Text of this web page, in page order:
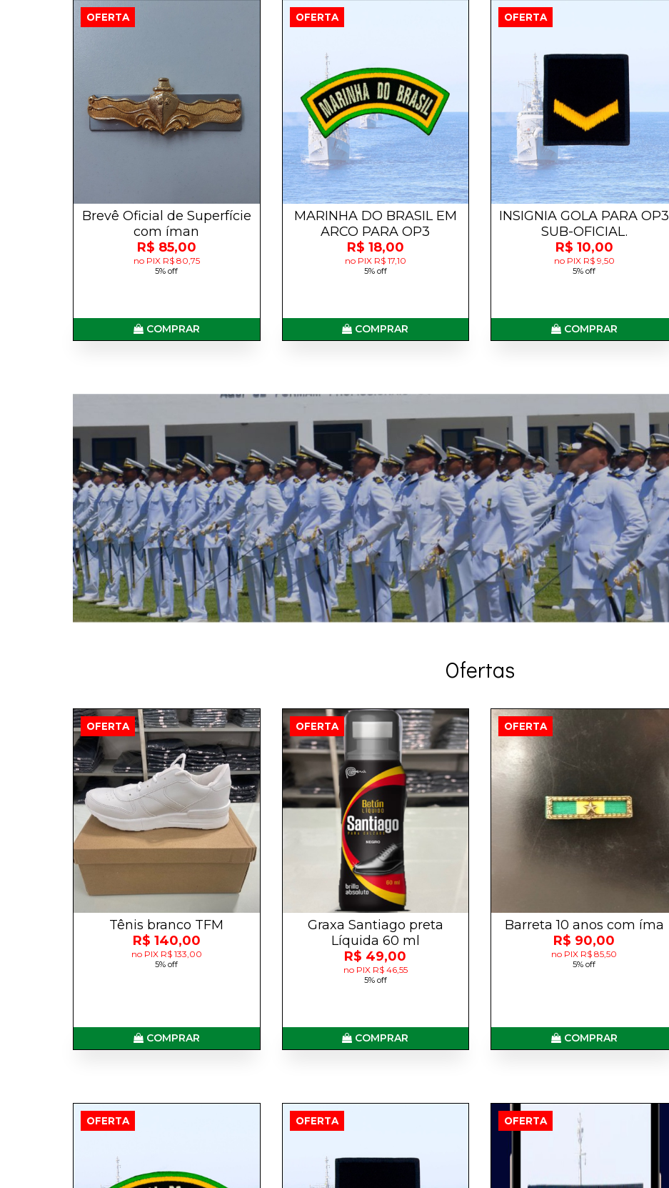
OFERTA
Brevê Oficial de Superfície
com íman
R$ 85,00
no PIX R$ 80,75
5% off
COMPRAR
OFERTA
MARINHA DO BRASIL EM
ARCO PARA OP3
R$ 18,00
no PIX R$ 17,10
5% off
COMPRAR
OFERTA
INSIGNIA GOLA PARA OP3
SUB-OFICIAL.
R$ 10,00
no PIX R$ 9,50
5% off
COMPRAR
Ofertas
OFERTA
Tênis branco TFM
R$ 140,00
no PIX R$ 133,00
5% off
COMPRAR
OFERTA
Graxa Santiago preta
Líquida 60 ml
R$ 49,00
no PIX R$ 46,55
5% off
COMPRAR
OFERTA
Barreta 10 anos com íma
R$ 90,00
no PIX R$ 85,50
5% off
COMPRAR
OFERTA OFERTA OFERTA